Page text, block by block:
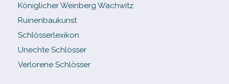
Königlicher Weinberg Wachwitz
Ruinenbaukunst
Schlösserlexikon
Unechte Schlösser
Verlorene Schlösser